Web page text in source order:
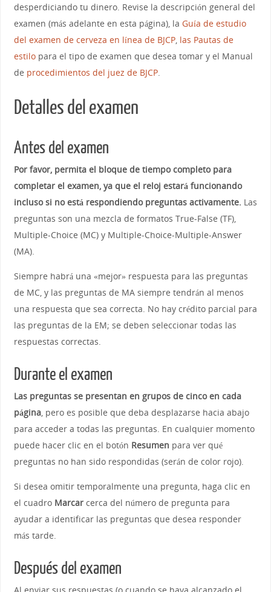
desperdiciando tu dinero. Revise la descripción general del
examen (más adelante en esta página), la Guía de estudio
del examen de cerveza en línea de BJCP, las Pautas de
estilopara el tipo de examen que desea tomar y el Manual
de procedimientos del juez de BJCP.
Detalles del examen
Antes del examen
Por favor, permita el bloque de tiempo completo para
completar el examen, ya que el reloj estará funcionando
incluso si no está respondiendo preguntas activamente. Las
preguntas son una mezcla de formatos True-False (TF),
Multiple-Choice (MC) y Multiple-Choice-Multiple-Answer
(MA).
Siempre habrá una «mejor» respuesta para las preguntas
de MC, y las preguntas de MA siempre tendrán al menos
una respuesta que sea correcta. No hay crédito parcial para
las preguntas de la EM; se deben seleccionar todas las
respuestas correctas.
Durante el examen
Las preguntas se presentan en grupos de cinco en cada
página, pero es posible que deba desplazarse hacia abajo
para acceder a todas las preguntas. En cualquier momento
puede hacer clic en el botón Resumen para ver qué
preguntas no han sido respondidas (serán de color rojo).
Si desea omitir temporalmente una pregunta, haga clic en
el cuadro Marcarcerca del número de pregunta para
ayudar a identificar las preguntas que desea responder
más tarde.
Después del examen